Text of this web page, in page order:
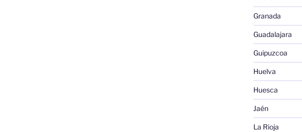
Granada
Guadalajara
Guipuzcoa
Huelva
Huesca
Jaén
La Rioja